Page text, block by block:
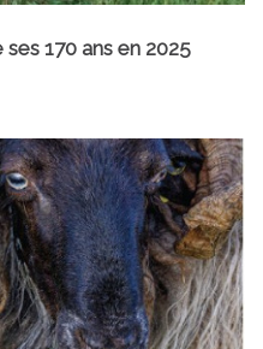
170 ans en 2025